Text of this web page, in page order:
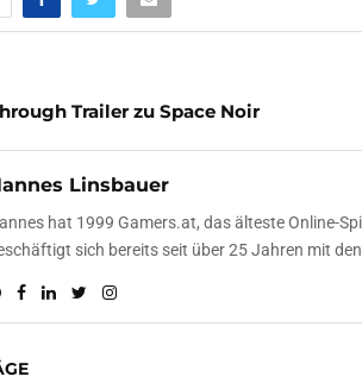
Trailer zu Space Noir
Linsbauer
hat 1999 Gamers.at, das älteste Online-
sich bereits seit über 25 Jahren mit